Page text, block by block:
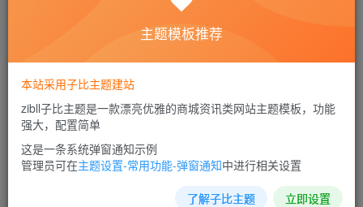
此处内容已隐藏，请评论后刷新页面查看.
主题模板推荐
本站采用子比主题建站
zibll子比主题是一款漂亮优雅的商城资讯类网站主题模板，功能
强大，配置简单
这是一条系统弹窗通知示例
管理员可在主题设置-常用功能-弹窗通知中进行相关设置
了解子比主题 立即设置